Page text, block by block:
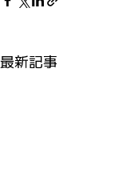
最新記事